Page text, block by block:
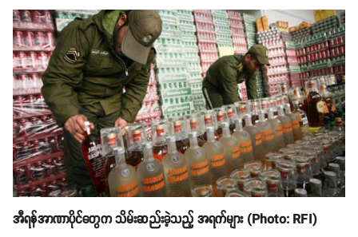
အီရန်အာဏာပိုင်တွေက သိမ်းဆည်းခဲ့သည့် အရက်များ (Photo: RFI)